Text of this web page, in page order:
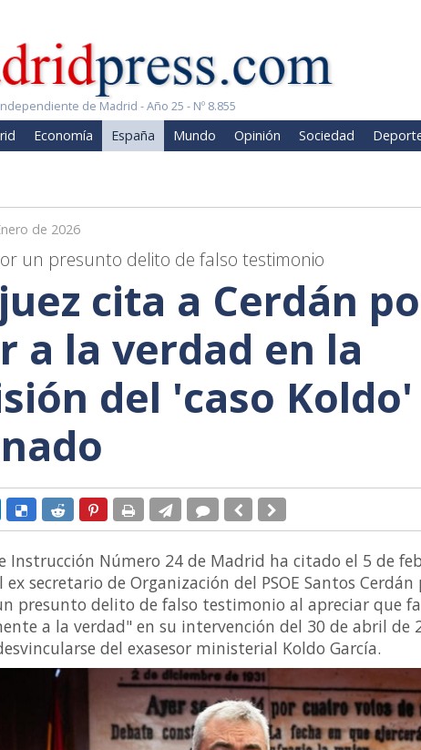
de Madrid - Año 25 - Nº 8.855
Economía España Mundo Opinión Sociedad
de 2026
un presunto delito de falso testimonio
cita a Cerdán
a la verdad en la
del 'caso
Instrucción Número 24 de Madrid ha citado el 5 de
secretario de Organización del PSOE Santos Cerdán
presunto delito de falso testimonio al apreciar que
a la verdad" en su intervención del 30 de abril de
del exasesor ministerial Koldo García.